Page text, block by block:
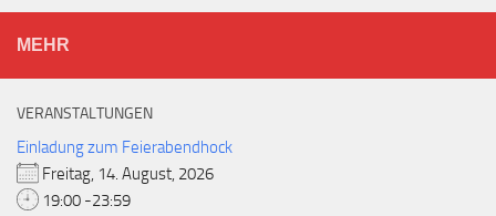
MEHR
VERANSTALTUNGEN
Einladung zum Feierabendhock
Freitag, 14. August, 2026
19:00 -23:59